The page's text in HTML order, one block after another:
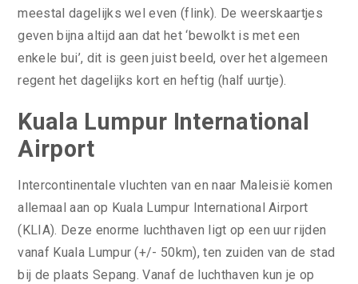
meestal dagelijks wel even (flink). De weerskaartjes
geven bijna altijd aan dat het ‘bewolkt is met een
enkele bui’, dit is geen juist beeld, over het algemeen
regent het dagelijks kort en heftig (half uurtje).
Kuala Lumpur International
Airport
Intercontinentale vluchten van en naar Maleisië komen
allemaal aan op Kuala Lumpur International Airport
(KLIA). Deze enorme luchthaven ligt op een uur rijden
vanaf Kuala Lumpur (+/- 50km), ten zuiden van de stad
bij de plaats Sepang. Vanaf de luchthaven kun je op